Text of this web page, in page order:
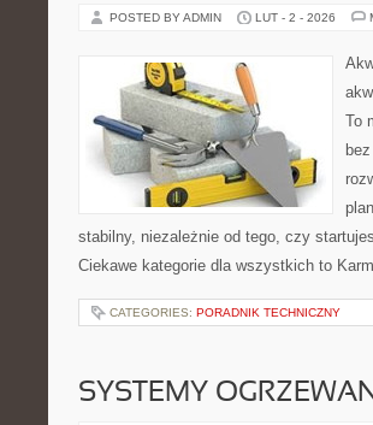
POSTED BY ADMIN LUT - 2 - 2026
To
stabilny, niezależnie od tego, czy
Ciekawe kategorie dla wszystkich to
CATEGORIES: PORADNIK TECHNICZNY
SYSTEMY